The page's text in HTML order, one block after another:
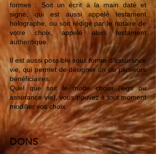
formes : Soit un écrit à la main daté et
signé, qui est aussi appelé testament
holographe, ou soit rédigé par le notaire de
votre choix, appelé alors testament
authentique.
Il est aussi possible sous forme d’assurance
vie, qui permet de désigner un ou plusieurs
bénéficiaires.
Quel que soit le mode choisi (legs ou
assurance vie), vous pouvez à tout moment
modifier vos choix.
DONS